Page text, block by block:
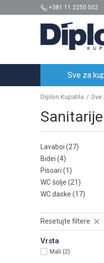
+381 11 2250 502
Sve za
Diplon Kupatila Sve
Sanitarije
Lavaboi (27)
Bidei (4)
Pisoari (1)
WC šolje (21)
WC daske (17)
Resetujte filtere
Vrsta
Mali (2)